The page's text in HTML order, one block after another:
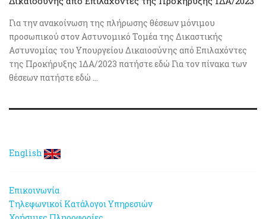
Για την ανακοίνωση της πλήρωσης θέσεων μόνιμου
προσωπικού στον Αστυνομικό Τομέα της Δικαστικής
Αστυνομίας του Υπουργείου Δικαιοσύνης από Επιλαχόντες
της Προκήρυξης 1ΔΑ/2023 πατήστε εδώ Για τον πίνακα των
θέσεων πατήστε εδώ ...
English
Επικοινωνία
Τηλεφωνικοί Κατάλογοι Υπηρεσιών